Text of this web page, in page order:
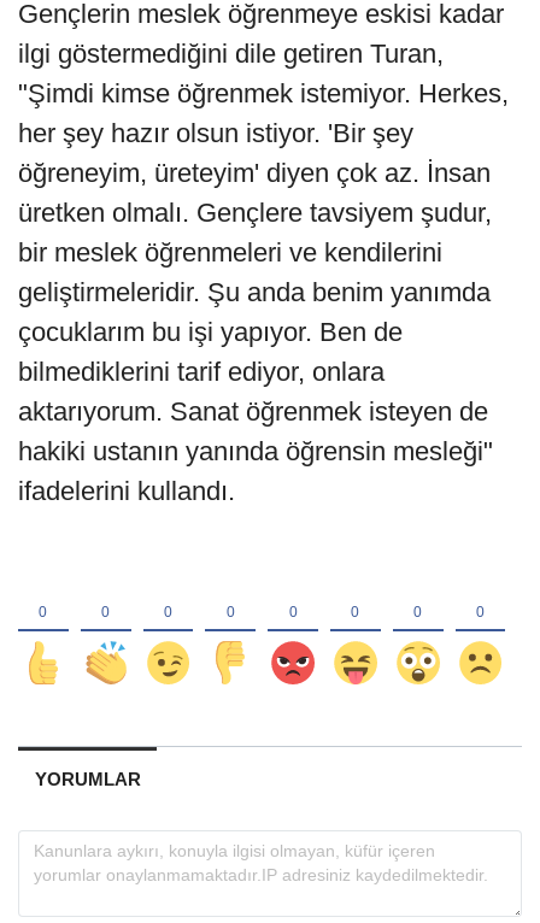
Gençlerin meslek öğrenmeye eskisi kadar
ilgi göstermediğini dile getiren Turan,
"Şimdi kimse öğrenmek istemiyor. Herkes,
her şey hazır olsun istiyor. 'Bir şey
öğreneyim, üreteyim' diyen çok az. İnsan
üretken olmalı. Gençlere tavsiyem şudur,
bir meslek öğrenmeleri ve kendilerini
geliştirmeleridir. Şu anda benim yanımda
çocuklarım bu işi yapıyor. Ben de
bilmediklerini tarif ediyor, onlara
aktarıyorum. Sanat öğrenmek isteyen de
hakiki ustanın yanında öğrensin mesleği"
ifadelerini kullandı.
YORUMLAR